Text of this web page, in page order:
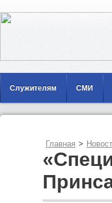
Служителям СМИ
Главная >